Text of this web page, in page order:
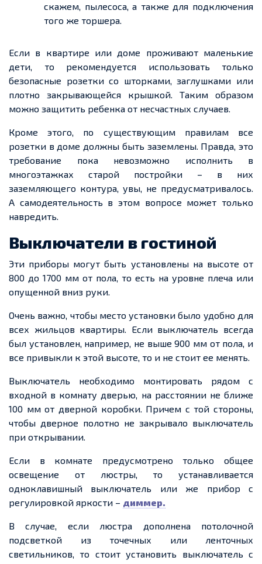
скажем, пылесоса, а также для подключения
того же торшера.
Если в квартире или доме проживают маленькие
дети, то рекомендуется использовать только
безопасные розетки со шторками, заглушками или
плотно закрывающейся крышкой. Таким образом
можно защитить ребенка от несчастных случаев.
Кроме этого, по существующим правилам все
розетки в доме должны быть заземлены. Правда, это
требование пока невозможно исполнить в
многоэтажках старой постройки – в них
заземляющего контура, увы, не предусматривалось.
А самодеятельность в этом вопросе может только
навредить.
Выключатели в гостиной
Эти приборы могут быть установлены на высоте от
800 до 1700 мм от пола, то есть на уровне плеча или
опущенной вниз руки.
Очень важно, чтобы место установки было удобно для
всех жильцов квартиры. Если выключатель всегда
был установлен, например, не выше 900 мм от пола, и
все привыкли к этой высоте, то и не стоит ее менять.
Выключатель необходимо монтировать рядом с
входной в комнату дверью, на расстоянии не ближе
100 мм от дверной коробки. Причем с той стороны,
чтобы дверное полотно не закрывало выключатель
при открывании.
Если в комнате предусмотрено только общее
освещение от люстры, то устанавливается
одноклавишный выключатель или же прибор с
регулировкой яркости – диммер.
В случае, если люстра дополнена потолочной
подсветкой из точечных или ленточных
светильников, то стоит установить выключатель с